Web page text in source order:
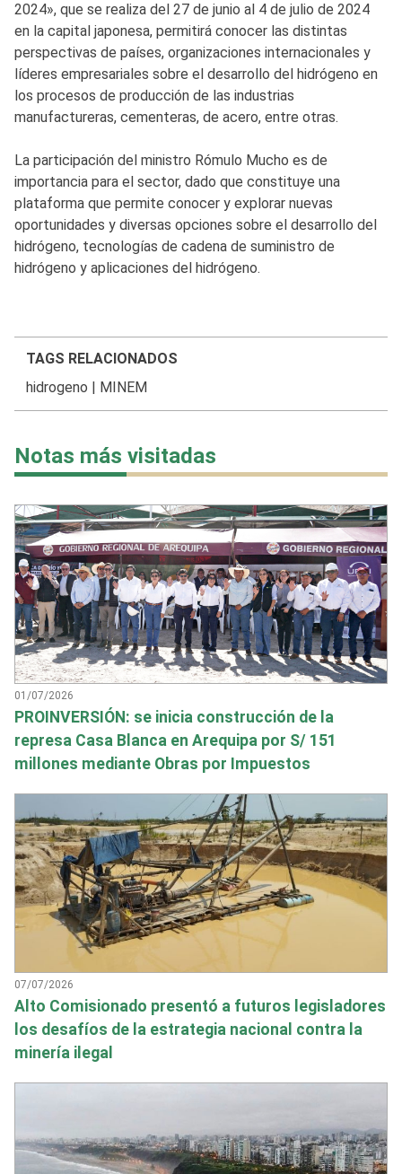
2024», que se realiza del 27 de junio al 4 de julio de 2024
en la capital japonesa, permitirá conocer las distintas
perspectivas de países, organizaciones internacionales y
líderes empresariales sobre el desarrollo del hidrógeno en
los procesos de producción de las industrias
manufactureras, cementeras, de acero, entre otras.
La participación del ministro Rómulo Mucho es de
importancia para el sector, dado que constituye una
plataforma que permite conocer y explorar nuevas
oportunidades y diversas opciones sobre el desarrollo del
hidrógeno, tecnologías de cadena de suministro de
hidrógeno y aplicaciones del hidrógeno.
TAGS RELACIONADOS
hidrogeno
MINEM
Notas más visitadas
01/07/2026
PROINVERSIÓN: se inicia construcción de la
represa Casa Blanca en Arequipa por S/ 151
millones mediante Obras por Impuestos
07/07/2026
Alto Comisionado presentó a futuros legisladores
los desafíos de la estrategia nacional contra la
minería ilegal